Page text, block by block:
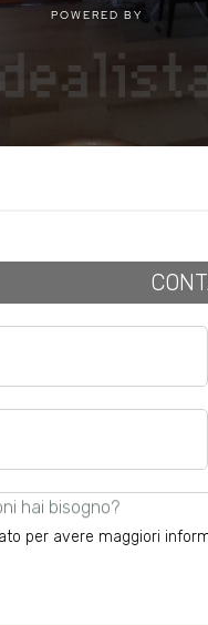
hai bisogno?